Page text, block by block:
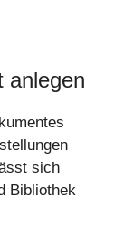
anlegen
sich
Bibliothek